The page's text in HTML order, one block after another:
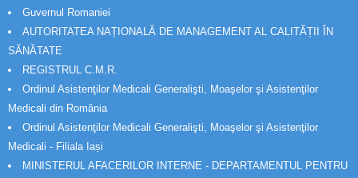
Guvernul Romaniei
AUTORITATEA NAȚIONALĂ DE MANAGEMENT AL CALITĂȚII ÎN
SĂNĂTATE
REGISTRUL C.M.R.
Ordinul Asistenţilor Medicali Generalişti, Moaşelor şi Asistenţilor
Medicali din România
Ordinul Asistenţilor Medicali Generalişti, Moaşelor şi Asistenţilor
Medicali - Filiala Iași
MINISTERUL AFACERILOR INTERNE - DEPARTAMENTUL PENTRU